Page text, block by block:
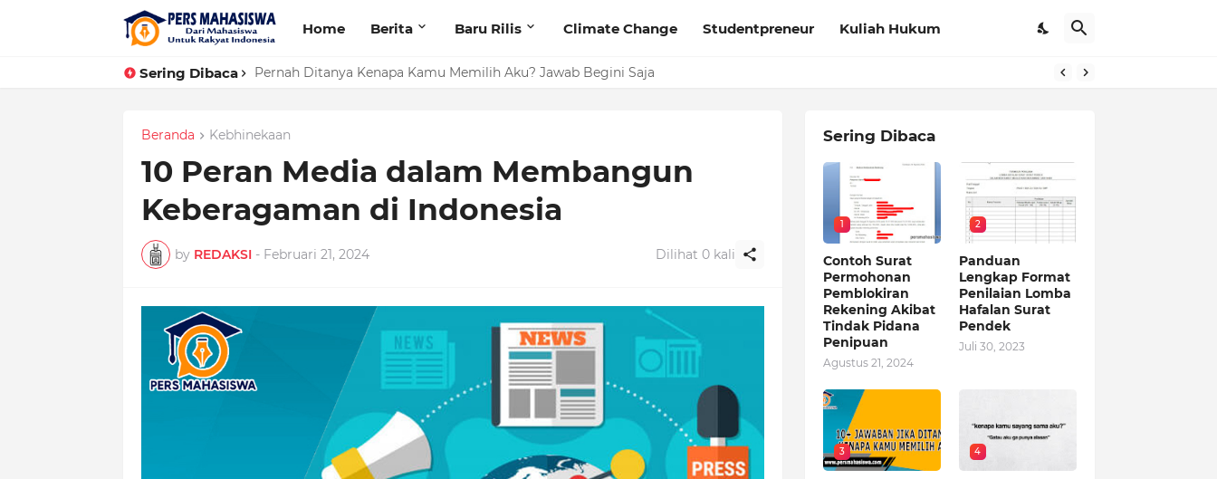
Home Berita Baru Rilis Climate Change Studentpreneur Kuliah Hukum
Sering Dibaca Pernah Ditanya Kenapa Kamu Memilih Aku? Jawab Begini Saja
Beranda Kebhinekaan
10 Peran Media dalam Membangun
Keberagaman di Indonesia
by REDAKSI - Februari 21, 2024 Dilihat 0kali
Sering Dibaca
1
Contoh Surat
Permohonan
Pemblokiran
Rekening Akibat
Tindak Pidana
Penipuan
Agustus 21, 2024
2
Panduan
Lengkap Format
Penilaian Lomba
Hafalan Surat
Pendek
Juli 30, 2023
3 4